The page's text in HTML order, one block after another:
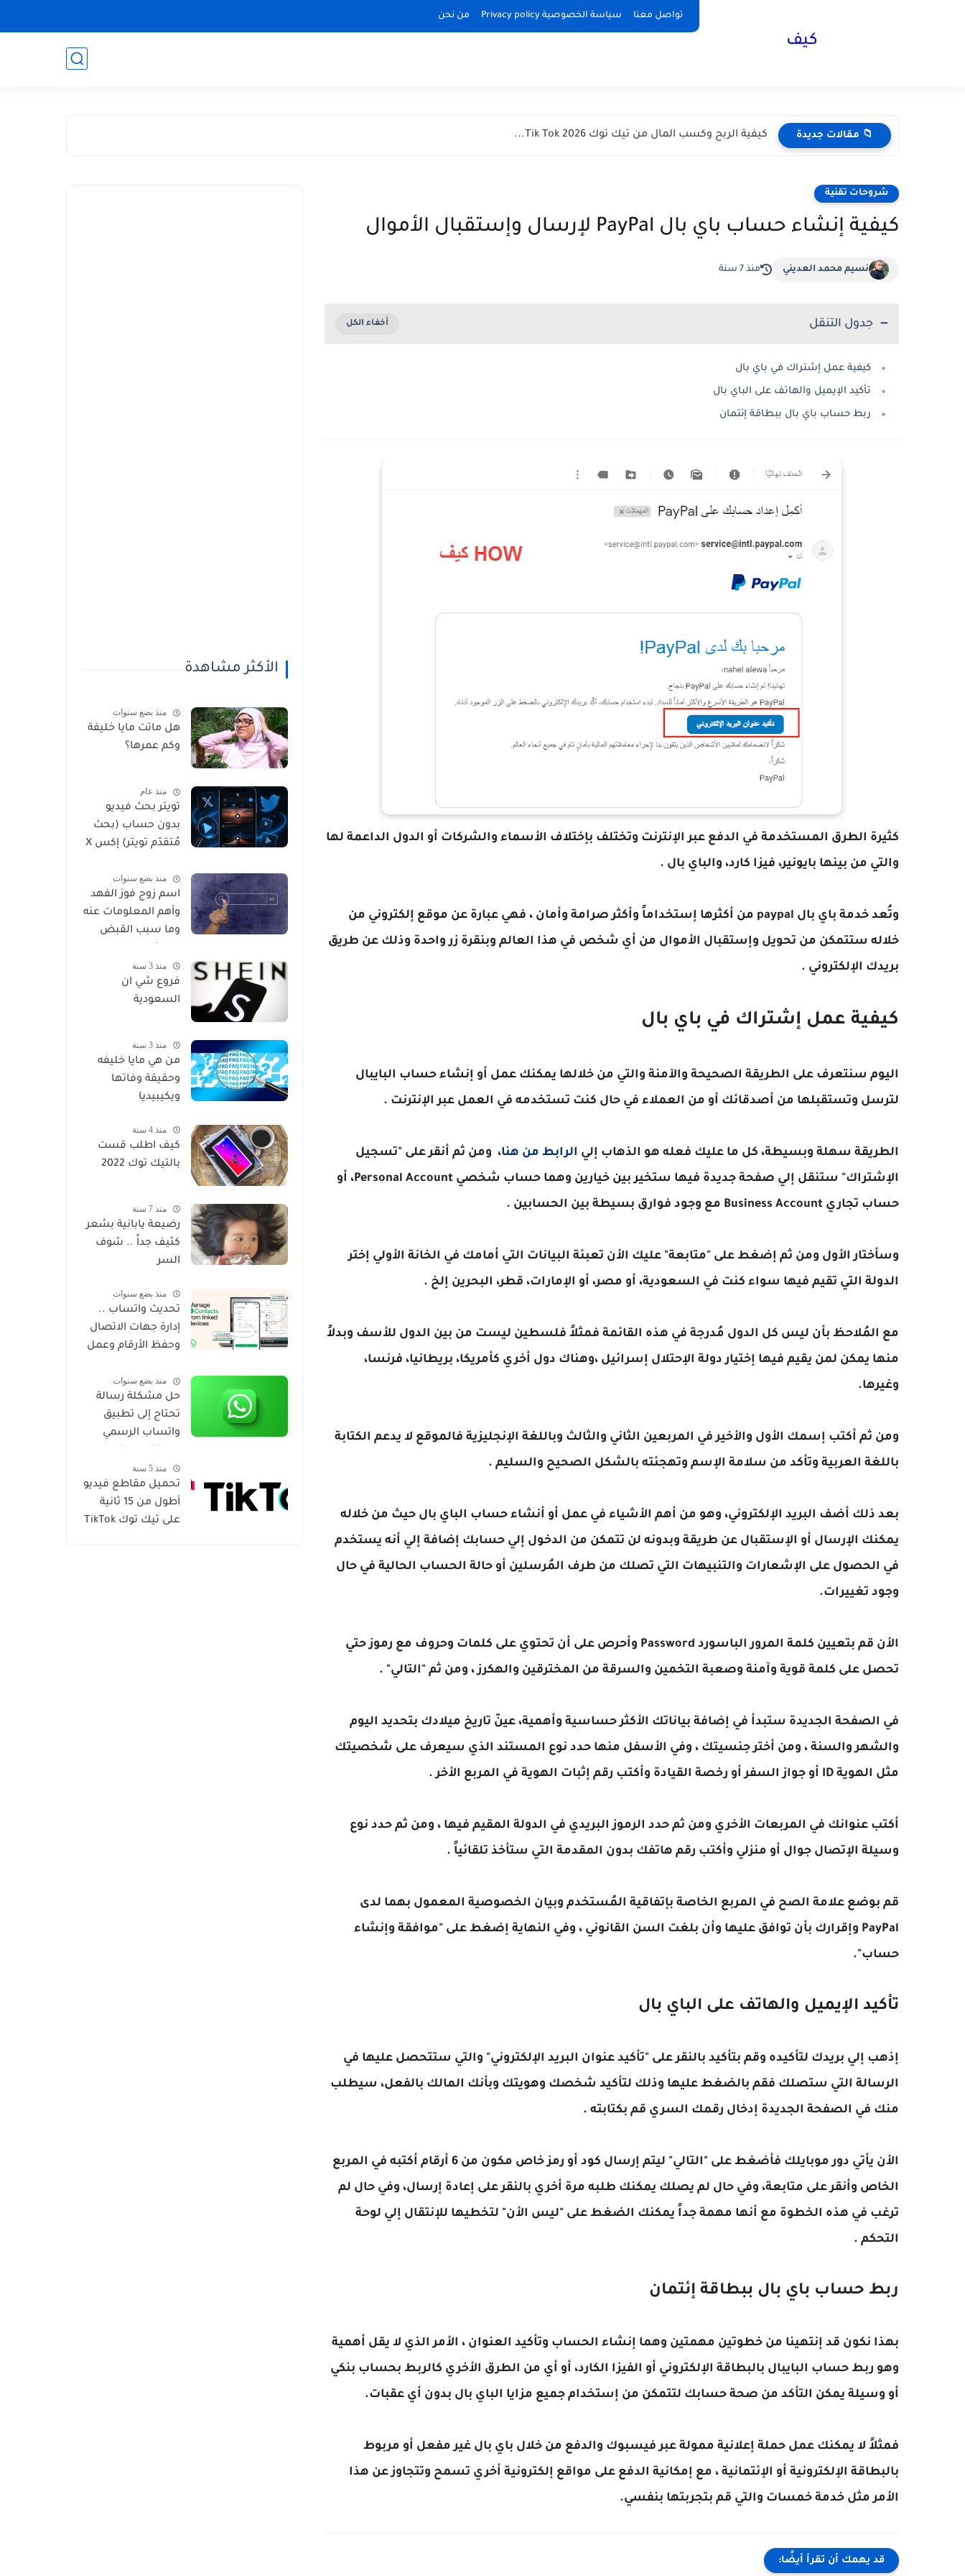
تواصل معنا سياسة الخصوصية Privacy policy من نحن
كيف
📁 مقالات جديدة كيفية الربح وكسب المال من تيك توك Tik Tok 2026...
شروحات تقنية
كيفية إنشاء حساب باي بال PayPal لإرسال وإستقبال الأموال
نسيم محمد العديني منذ 7 سنة
جدول التنقل
كيفية عمل إشتراك في باي بال
تأكيد الإيميل والهاتف على الباي بال
ربط حساب باي بال ببطاقة إئتمان
كثيرة الطرق المستخدمة في الدفع عبر الإنترنت وتختلف بإختلاف الأسماء والشركات أو الدول الداعمة لها
والتي من بينها بايونير، فيزا كارد، والباي بال .
وتُعد خدمة باي بال paypal من أكثرها إستخداماً وأكثر صرامة وأمان ، فهي عبارة عن موقع إلكتروني من
خلاله ستتمكن من تحويل وإستقبال الأموال من أي شخص في هذا العالم وبنقرة زر واحدة وذلك عن طريق
بريدك الإلكتروني .
كيفية عمل إشتراك في باي بال
اليوم سنتعرف على الطريقة الصحيحة والآمنة والتي من خلالها يمكنك عمل أو إنشاء حساب البايبال
لترسل وتستقبلها من أصدقائك أو من العملاء في حال كنت تستخدمه في العمل عبر الإنترنت .
الطريقة سهلة وبسيطة، كل ما عليك فعله هو الذهاب إلي الرابط من هنا، ومن ثم أنقر على "تسجيل
الإشتراك" ستنقل إلي صفحة جديدة فيها ستخير بين خيارين وهما حساب شخصي Personal Account، أو
حساب تجاري Business Account مع وجود فوارق بسيطة بين الحسابين .
وسأختار الأول ومن ثم إضغط على "متابعة" عليك الأن تعبئة البيانات التي أمامك في الخانة الأولي إختر
الدولة التي تقيم فيها سواء كنت في السعودية، أو مصر، أو الإمارات، قطر، البحرين إلخ .
مع المُلاحظ بأن ليس كل الدول مُدرجة في هذه القائمة فمثلاً فلسطين ليست من بين الدول للأسف وبدلاً
منها يمكن لمن يقيم فيها إختيار دولة الإحتلال إسرائيل ،وهناك دول أخري كأمريكا، بريطانيا، فرنسا،
وغيرها.
ومن ثم أكتب إسمك الأول والأخير في المربعين الثاني والثالث وباللغة الإنجليزية فالموقع لا يدعم الكتابة
باللغة العربية وتأكد من سلامة الإسم وتهجئته بالشكل الصحيح والسليم .
بعد ذلك أضف البريد الإلكتروني، وهو من أهم الأشياء في عمل أو أنشاء حساب الباي بال حيث من خلاله
يمكنك الإرسال أو الإستقبال عن طريقة وبدونه لن تتمكن من الدخول إلي حسابك إضافة إلي أنه يستخدم
في الحصول على الإشعارات والتنبيهات التي تصلك من طرف المُرسلين أو حالة الحساب الحالية في حال
وجود تغييرات.
الأن قم بتعيين كلمة المرور الباسورد Password وأحرص على أن تحتوي على كلمات وحروف مع رموز حتي
تحصل على كلمة قوية وآمنة وصعبة التخمين والسرقة من المخترقين والهكرز ، ومن ثم "التالي" .
في الصفحة الجديدة ستبدأ في إضافة بياناتك الأكثر حساسية وأهمية، عينّ تاريخ ميلادك بتحديد اليوم
والشهر والسنة ، ومن أختر جنسيتك ، وفي الأسفل منها حدد نوع المستند الذي سيعرف على شخصيتك
مثل الهوية ID أو جواز السفر أو رخصة القيادة وأكتب رقم إثبات الهوية في المربع الأخر .
أكتب عنوانك في المربعات الأخري ومن ثم حدد الرموز البريدي في الدولة المقيم فيها ، ومن ثم حدد نوع
وسيلة الإتصال جوال أو منزلي وأكتب رقم هاتفك بدون المقدمة التي ستأخذ تلقائياً .
قم بوضع علامة الصح في المربع الخاصة بإتفاقية المُستخدم وبيان الخصوصية المعمول بهما لدى
PayPal وإقرارك بأن توافق عليها وأن بلغت السن القانوني ، وفي النهاية إضغط على "موافقة وإنشاء
حساب".
تأكيد الإيميل والهاتف على الباي بال
إذهب إلي بريدك لتأكيده وقم بتأكيد بالنقر على "تأكيد عنوان البريد الإلكتروني" والتي ستتحصل عليها في
الرسالة التي ستصلك فقم بالضغط عليها وذلك لتأكيد شخصك وهويتك وبأنك المالك بالفعل، سيطلب
منك في الصفحة الجديدة إدخال رقمك السري قم بكتابته .
الأن يأتي دور موبايلك فأضغط على "التالي" ليتم إرسال كود أو رمز خاص مكون من 6 أرقام أكتبه في المربع
الخاص وأنقر على متابعة، وفي حال لم يصلك يمكنك طلبه مرة أخري بالنقر على إعادة إرسال، وفي حال لم
ترغب في هذه الخطوة مع أنها مهمة جداً يمكنك الضغط على "ليس الأن" لتخطيها للإنتقال إلي لوحة
التحكم .
ربط حساب باي بال ببطاقة إئتمان
بهذا نكون قد إنتهينا من خطوتين مهمتين وهما إنشاء الحساب وتأكيد العنوان ، الأمر الذي لا يقل أهمية
وهو ربط حساب البايبال بالبطاقة الإلكتروني أو الفيزا الكارد، أو أي من الطرق الأخري كالربط بحساب بنكي
أو وسيلة يمكن التأكد من صحة حسابك لتتمكن من إستخدام جميع مزايا الباي بال بدون أي عقبات.
فمثلاً لا يمكنك عمل حملة إعلانية ممولة عبر فيسبوك والدفع من خلال باي بال غير مفعل أو مربوط
بالبطاقة الإلكترونية أو الإئتمانية ، مع إمكانية الدفع على مواقع إلكترونية أخري تسمح وتتجاوز عن هذا
الأمر مثل خدمة خمسات والتي قم بتجربتها بنفسي.
قد يهمك أن تقرأ أيضًا:
الأكثر مشاهدة
منذ بضع سنوات
هل ماتت مايا خليفة
وكم عمرها؟
منذ عام
تويتر بحث فيديو
بدون حساب (بحث
مُتقدّم تويتر) إكس X
منذ بضع سنوات
اسم زوج فوز الفهد
وأهم المعلومات عنه
وما سبب القبض
منذ 3 سنة
فروع شي ان
السعودية
منذ 3 سنة
من هي مايا خليفه
وحقيقة وفاتها
ويكيبيديا
منذ 4 سنة
كيف اطلب قست
بالتيك توك 2022
منذ 7 سنة
رضيعة يابانية بشعر
كثيف جداً .. شوف
السر
منذ بضع سنوات
تحديث واتساب ..
إدارة جهات الاتصال
وحفظ الأرقام وعمل
منذ بضع سنوات
حل مشكلة رسالة
تحتاج إلى تطبيق
واتساب الرسمي
الحساب
منذ 5 سنة
تحميل مقاطع فيديو
أطول من 15 ثانية
على تيك توك TikTok